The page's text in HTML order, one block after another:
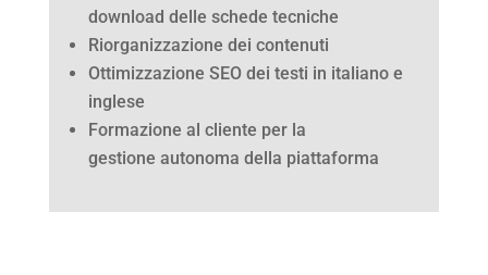
download delle schede tecniche
Riorganizzazione dei contenuti
Ottimizzazione SEO dei testi in italiano e
inglese
Formazione al cliente per la
gestione autonoma della piattaforma